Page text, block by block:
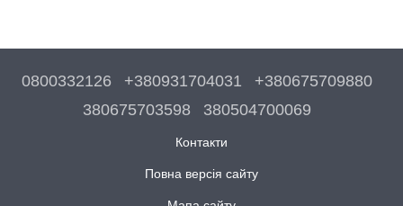
0800332126 +380931704031
+380675709880
380675703598
380504700069
Контакти
Повна версія сайту